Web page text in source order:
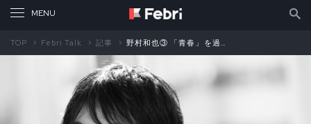
TOP Febri Talk 記事 野村和也③ 「青春」を過ごした『電脳コイル』